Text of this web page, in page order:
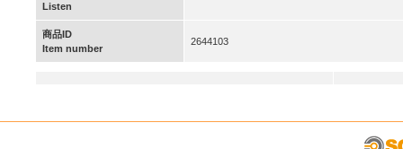
Listen
商品ID
Item number
2644103